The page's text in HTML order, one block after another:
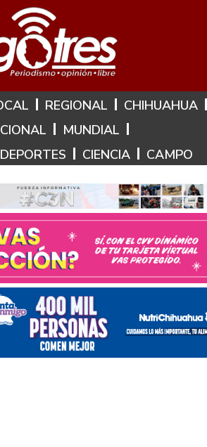
7 de Agosto de 2026
REGIONAL
CHIHUAHUA
MUNDIAL
DEPORTES CIENCIA CAMPO